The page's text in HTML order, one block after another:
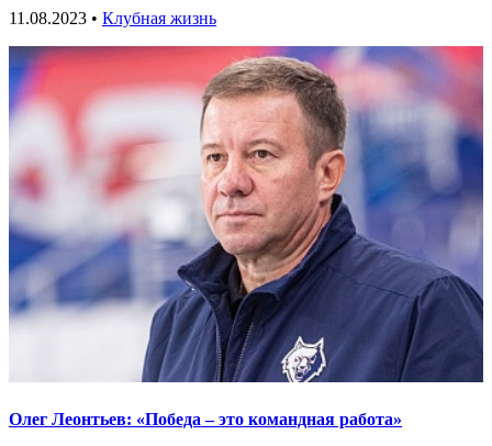
11.08.2023 • Клубная жизнь
Олег Леонтьев: «Победа – это командная работа»